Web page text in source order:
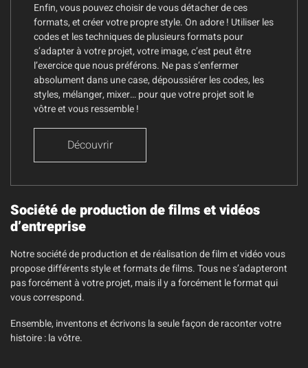
Enfin, vous pouvez choisir de vous détacher de ces
formats, et créer votre propre style. On adore ! Utiliser les
codes et les techniques de plusieurs formats pour
s’adapter à votre projet, votre image, c’est peut être
l’exercice que nous préférons. Ne pas s’enfermer
absolument dans une case, dépoussiérer les codes, les
styles, mélanger, mixer… pour que votre projet soit le
vôtre et vous ressemble !
Découvrir
Société de production de films et vidéos
d’entreprise
Notre société de production et de réalisation de film et vidéo vous
propose différents style et formats de films. Tous ne s’adapteront
pas forcément à votre projet, mais il y a forcément le format qui
vous correspond.
Ensemble, inventons et écrivons la seule façon de raconter votre
histoire : la vôtre.